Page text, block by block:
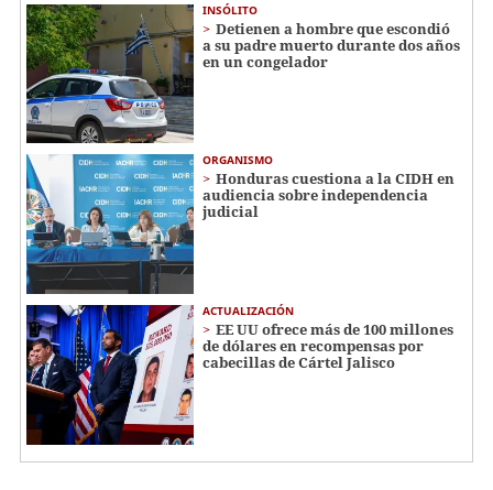
INSÓLITO
Detienen a hombre que escondió
a su padre muerto durante dos años
en un congelador
ORGANISMO
Honduras cuestiona a la CIDH en
audiencia sobre independencia
judicial
ACTUALIZACIÓN
EE UU ofrece más de 100 millones
de dólares en recompensas por
cabecillas de Cártel Jalisco